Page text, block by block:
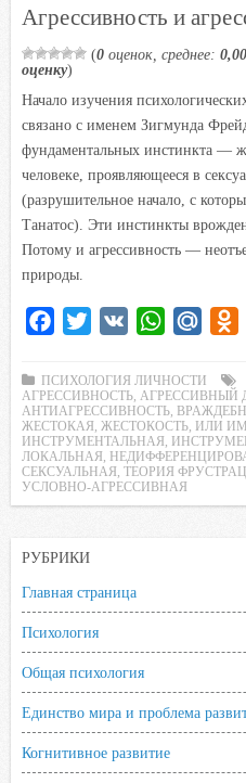
Агрессивность и
(0 оценок, среднее: 0,00
оценку)
Начало изучения
связано с именем Зигмунда
фундаментальных инстинкта —
человеке, проявляющееся в
(разрушительное начало, с
Танатос). Эти инстинкты
Потому и агрессивность —
природы.
c
e
b
o
o
i
t
t
e
r
W
a
t
s
A
p
i
l
.
R
o
k
l
i
ПСИХОЛОГИЯ ЛИЧНОСТИ
АГРЕССИВНОСТЬ АГРЕССИВНЫЙ
АНТИАГРЕССИВНОСТЬ
ЖЕСТОКАЯ
ЖЕСТОКОСТЬ ИЛИ
ИНСТРУМЕНТАЛЬНАЯ
ЛОКАЛЬНАЯ
СЕКСУАЛЬНАЯ
ТЕОРИЯ
УСЛОВНО-АГРЕССИВНАЯ
РУБРИКИ
Главная страница
Психология
Общая психология
Единство мира и проблема
Когнитивное развитие